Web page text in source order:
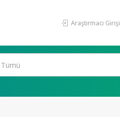
Araştırmacı Girişi